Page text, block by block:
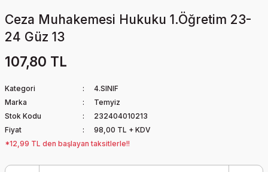
Ceza Muhakemesi Hukuku 1.Öğretim 23-
24 Güz 13
107,80 TL
Kategori
4.SINIF
Marka
Temyiz
Stok Kodu
232404010213
Fiyat
98,00 TL + KDV
*12,99 TL den başlayan taksitlerle!!